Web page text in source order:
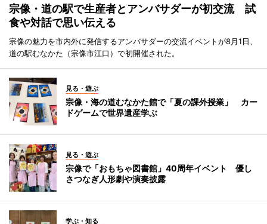
宗像・道の駅で生産者とアンバサダーが初交流 試
食や対話で思い伝える
宗像の魅力を市内外に発信するアンバサダーの交流イベントが8月1日、
道の駅むなかた（宗像市江口）で初開催された。
見る・遊ぶ
宗像・海の道むなかた館で「夏の課外授業」 カー
ドゲームで世界遺産学ぶ
見る・遊ぶ
宗像で「おもちゃ図書館」40周年イベント 優し
さつなぎ人形劇や演奏披露
学ぶ・知る